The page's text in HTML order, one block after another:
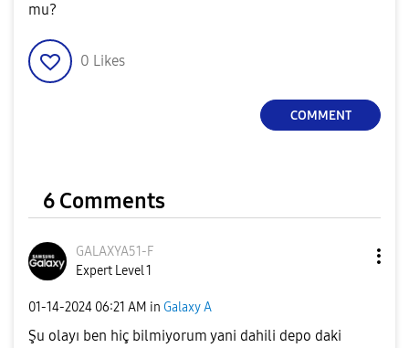
mu?
0 Likes
COMMENT
6 Comments
GALAXYA51-F
Expert Level 1
‎01-14-2024 06:21 AM in Galaxy A
Şu olayı ben hiç bilmiyorum yani dahili depo daki